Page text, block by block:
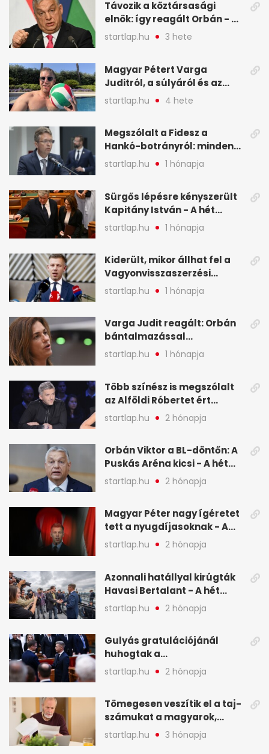
Távozik a köztársasági
elnök: így reagált Orbán - A
hét legfontosabb hírei
képekben
startlap.hu 3 hete
Magyar Pétert Varga
Juditról, a súlyáról és az
alvásidejéről is faggatták a
Redditen, sok kérdésre sírva
A hét legfontosabb hírei
képekben
startlap.hu 4 hete
Megszólalt a Fidesz a
Hankó-botrányról: minden
forint jó helyre ment - A hét
legfontosabb hírei
startlap.hu 1 hónapja
Sürgős lépésre kényszerült
Kapitány István - A hét
legfontosabb hírei
képekben
startlap.hu 1 hónapja
Kiderült, mikor állhat fel a
Vagyonvisszaszerzési
Hivatal - A hét legfontosabb
hírei képekben
startlap.hu 1 hónapja
Varga Judit reagált: Orbán
bántalmazással
kapcsolatban emlegette - A
hét legfontosabb hírei
startlap.hu 1 hónapja
Több színész is megszólalt
az Alföldi Róbertet ért
vádakról - A hét
legfontosabb hírei
startlap.hu 2 hónapja
Orbán Viktor a BL-döntőn: A
Puskás Aréna kicsi - A hét
legfontosabb hírei képeken
startlap.hu 2 hónapja
Magyar Péter nagy ígéretet
tett a nyugdíjasoknak - A
hét legfontosabb hírei
képekben
startlap.hu 2 hónapja
Azonnali hatállyal kirúgták
Havasi Bertalant - A hét
legfontosabb hírei
képekben
startlap.hu 2 hónapja
Gulyás gratulációjánál
huhogtak a
leghangosabban, miután
Magyart miniszterelnökké
legfontosabb hírei
képekben
startlap.hu 2 hónapja
Tömegesen veszítik el a taj-
számukat a magyarok,
sokak ellen eljárást indít a
NAV - A hét hírei képekben
startlap.hu 3 hónapja